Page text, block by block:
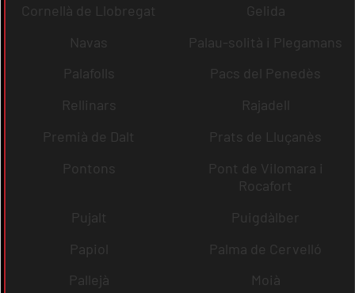
Cornellà de Llobregat
Gelida
Navas
Palau-solità i Plegamans
Palafolls
Pacs del Penedès
Rellinars
Rajadell
Premià de Dalt
Prats de Lluçanès
Pontons
Pont de Vilomara i
Rocafort
Pujalt
Puigdàlber
Papiol
Palma de Cervelló
Pallejà
Moià